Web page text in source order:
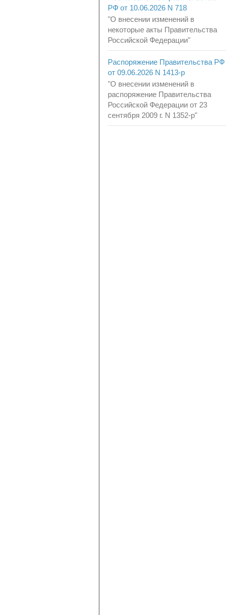
РФ от 10.06.2026 N 718
"О внесении изменений в
некоторые акты Правительства
Российской Федерации"
Распоряжение Правительства РФ
от 09.06.2026 N 1413-р
"О внесении изменений в
распоряжение Правительства
Российской Федерации от 23
сентября 2009 г. N 1352-р"